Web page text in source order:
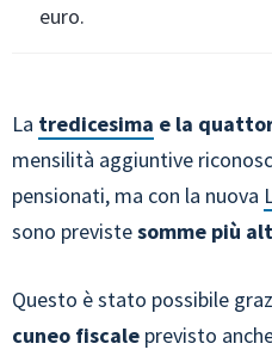
euro.
La tredicesima e la
mensilità aggiuntive
pensionati, ma con la nuova
sono previstesomme più
Questo è stato possibile
cuneo fiscale previsto